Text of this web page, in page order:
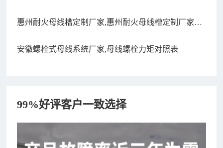
惠州耐火母线槽定制厂家,惠州耐火母线槽定制厂家电
安徽螺栓式母线系统厂家,母线螺栓力矩对照表
99%好评客户一致选择